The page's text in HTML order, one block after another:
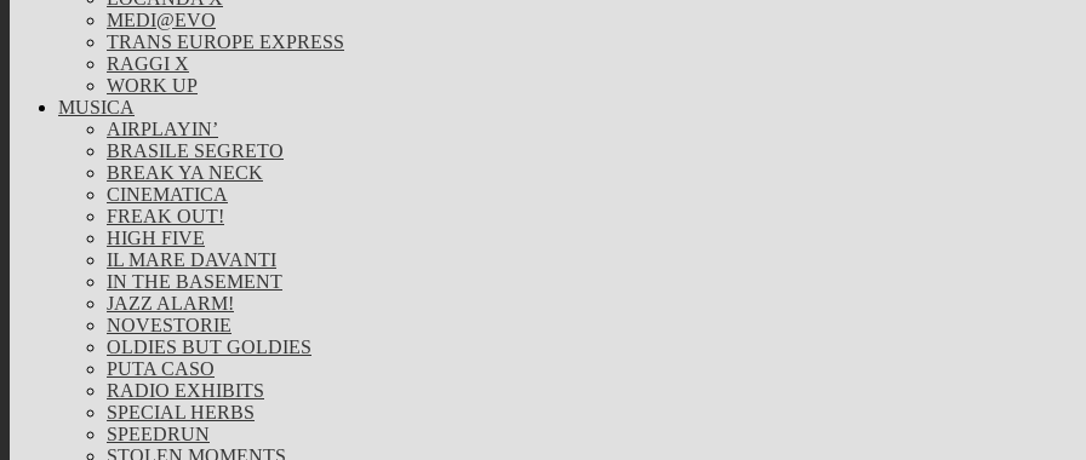
MEDI@EVO
TRANS EUROPE EXPRESS
RAGGI X
WORK UP
MUSICA
AIRPLAYIN’
BRASILE SEGRETO
BREAK YA NECK
CINEMATICA
FREAK OUT!
HIGH FIVE
IL MARE DAVANTI
IN THE BASEMENT
JAZZ ALARM!
NOVESTORIE
OLDIES BUT GOLDIES
PUTA CASO
RADIO EXHIBITS
SPECIAL HERBS
SPEEDRUN
STOLEN MOMENTS